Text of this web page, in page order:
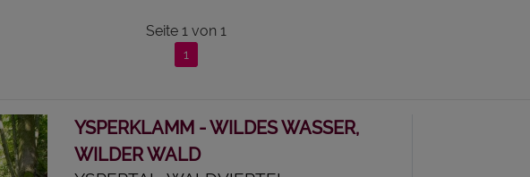
Seite 1 von 1
1
YSPERKLAMM - WILDES WASSER,
WILDER WALD